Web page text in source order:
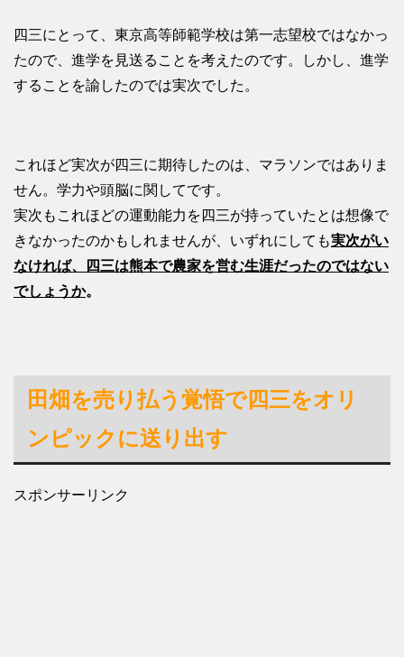
四三にとって、東京高等師範学校は第一志望校ではなかっ
たので、進学を見送ることを考えたのです。しかし、進学
することを諭したのでは実次でした。
これほど実次が四三に期待したのは、マラソンではありま
せん。学力や頭脳に関してです。
実次もこれほどの運動能力を四三が持っていたとは想像で
きなかったのかもしれませんが、いずれにしても実次がい
なければ、四三は熊本で農家を営む生涯だったのではない
でしょうか。
田畑を売り払う覚悟で四三をオリ
ンピックに送り出す
スポンサーリンク